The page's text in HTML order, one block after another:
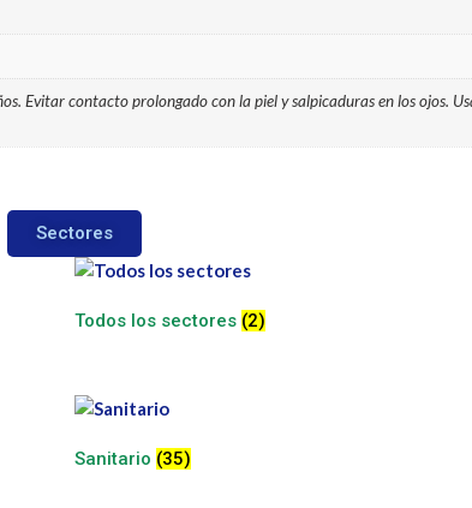
Evitar contacto prolongado con la piel y salpicaduras en los ojos.
Sectores
Todos los sectores (2)
Sanitario (35)